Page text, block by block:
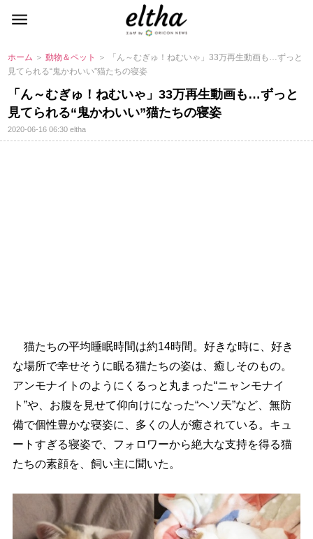
ホーム ＞動物＆ペット
＞ 「ん～むぎゅ！ねむいゃ」33万再生動画も…ずっと
見てられる“鬼かわいい”猫たちの寝姿
「ん～むぎゅ！ねむいゃ」33万再生動画も…ずっと
見てられる“鬼かわいい”猫たちの寝姿
2020-06-16 06:30eltha
猫たちの平均睡眠時間は約14時間。好きな時に、好き
な場所で幸せそうに眠る猫たちの姿は、癒しそのもの。
アンモナイトのようにくるっと丸まった“ニャンモナイ
ト”や、お腹を見せて仰向けになった“ヘソ天”など、無防
備で個性豊かな寝姿に、多くの人が癒されている。キュ
ートすぎる寝姿で、フォロワーから絶大な支持を得る猫
たちの素顔を、飼い主に聞いた。